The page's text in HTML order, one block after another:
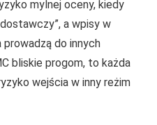
mylnej oceny, kiedy
a wpisy w
do innych
bliskie progom, to każda
wejścia w inny reżim